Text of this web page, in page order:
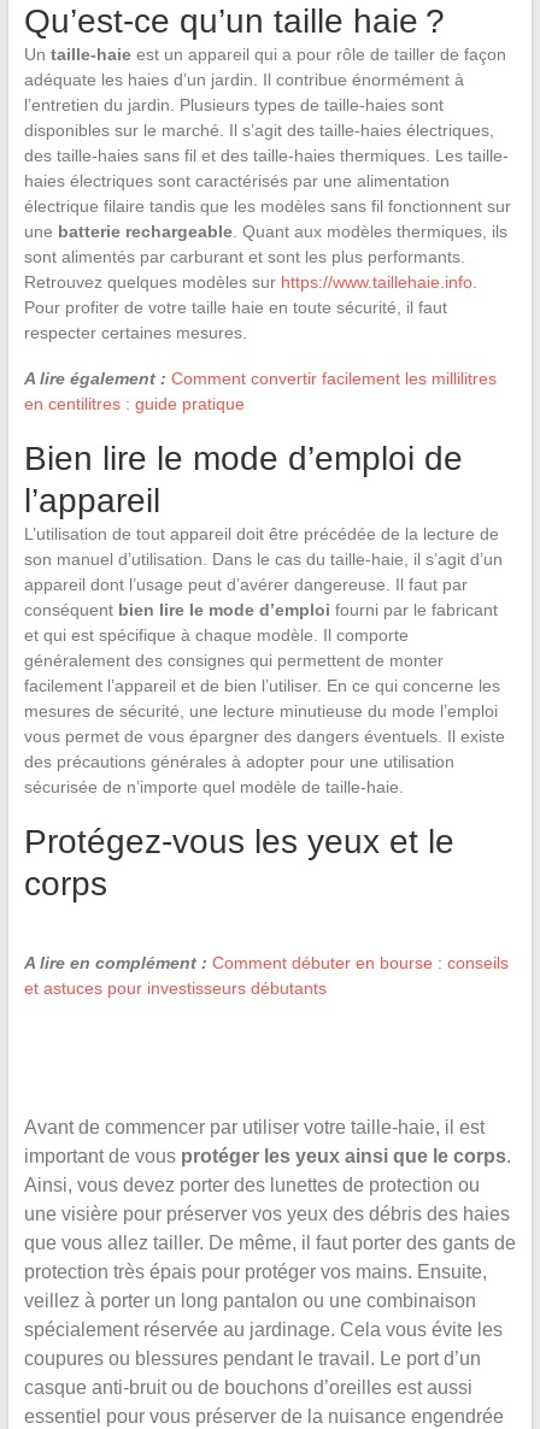
Qu’est-ce qu’un taille haie ?
Un taille-haieest un appareil qui a pour rôle de tailler de façon
adéquate les haies d’un jardin. Il contribue énormément à
l’entretien du jardin. Plusieurs types de taille-haies sont
disponibles sur le marché. Il s’agit des taille-haies électriques,
des taille-haies sans fil et des taille-haies thermiques. Les taille-
haies électriques sont caractérisés par une alimentation
électrique filaire tandis que les modèles sans fil fonctionnent sur
une batterie rechargeable. Quant aux modèles thermiques, ils
sont alimentés par carburant et sont les plus performants.
Retrouvez quelques modèles sur https://www.taillehaie.info.
Pour profiter de votre taille haie en toute sécurité, il faut
respecter certaines mesures.
A lire également : Comment convertir facilement les millilitres
en centilitres : guide pratique
Bien lire le mode d’emploi de
l’appareil
L’utilisation de tout appareil doit être précédée de la lecture de
son manuel d’utilisation. Dans le cas du taille-haie, il s’agit d’un
appareil dont l’usage peut d’avérer dangereuse. Il faut par
conséquent bien lire le mode d’emploi fourni par le fabricant
et qui est spécifique à chaque modèle. Il comporte
généralement des consignes qui permettent de monter
facilement l’appareil et de bien l’utiliser. En ce qui concerne les
mesures de sécurité, une lecture minutieuse du mode l’emploi
vous permet de vous épargner des dangers éventuels. Il existe
des précautions générales à adopter pour une utilisation
sécurisée de n’importe quel modèle de taille-haie.
Protégez-vous les yeux et le
corps
A lire en complément : Comment débuter en bourse : conseils
et astuces pour investisseurs débutants
Avant de commencer par utiliser votre taille-haie, il est
important de vous protéger les yeux ainsi que le corps.
Ainsi, vous devez porter des lunettes de protection ou
une visière pour préserver vos yeux des débris des haies
que vous allez tailler. De même, il faut porter des gants de
protection très épais pour protéger vos mains. Ensuite,
veillez à porter un long pantalon ou une combinaison
spécialement réservée au jardinage. Cela vous évite les
coupures ou blessures pendant le travail. Le port d’un
casque anti-bruit ou de bouchons d’oreilles est aussi
essentiel pour vous préserver de la nuisance engendrée